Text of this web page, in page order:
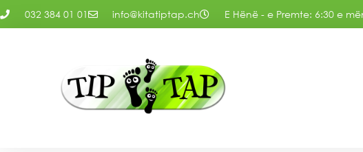
032 384 01 01 info@kitatiptap.ch E Hënë - e Premte: 6:30 e